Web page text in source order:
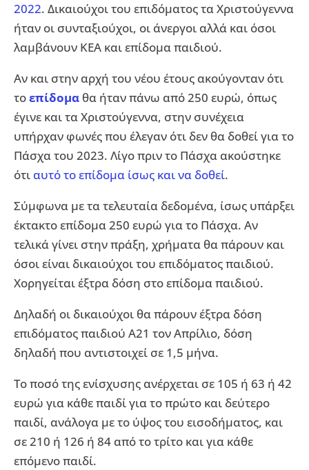
2022. Δικαιούχοι του επιδόματος τα Χριστούγεννα
ήταν οι συνταξιούχοι, οι άνεργοι αλλά και όσοι
λαμβάνουν ΚΕΑ και επίδομα παιδιού.
Αν και στην αρχή του νέου έτους ακούγονταν ότι
τοεπίδομα θα ήταν πάνω από 250 ευρώ, όπως
έγινε και τα Χριστούγεννα, στην συνέχεια
υπήρχαν φωνές που έλεγαν ότι δεν θα δοθεί για το
Πάσχα του 2023. Λίγο πριν το Πάσχα ακούστηκε
ότι αυτό το επίδομα ίσως και να δοθεί.
Σύμφωνα με τα τελευταία δεδομένα, ίσως υπάρξει
έκτακτο επίδομα 250 ευρώ για το Πάσχα. Αν
τελικά γίνει στην πράξη, χρήματα θα πάρουν και
όσοι είναι δικαιούχοι του επιδόματος παιδιού.
Χορηγείται έξτρα δόση στο επίδομα παιδιού.
Δηλαδή οι δικαιούχοι θα πάρουν έξτρα δόση
επιδόματος παιδιού Α21 τον Απρίλιο, δόση
δηλαδή που αντιστοιχεί σε 1,5 μήνα.
Το ποσό της ενίσχυσης ανέρχεται σε 105 ή 63 ή 42
ευρώ για κάθε παιδί για το πρώτο και δεύτερο
παιδί, ανάλογα με το ύψος του εισοδήματος, και
σε 210 ή 126 ή 84 από το τρίτο και για κάθε
επόμενο παιδί.